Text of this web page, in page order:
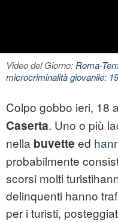
Video del Giorno:Roma-
microcriminalità giovanile:
Colpo gobbo ieri, 18
Caserta. Uno o più
nella buvette ed
probabilmente
scorsi molti
delinquenti hanno
per i turisti,